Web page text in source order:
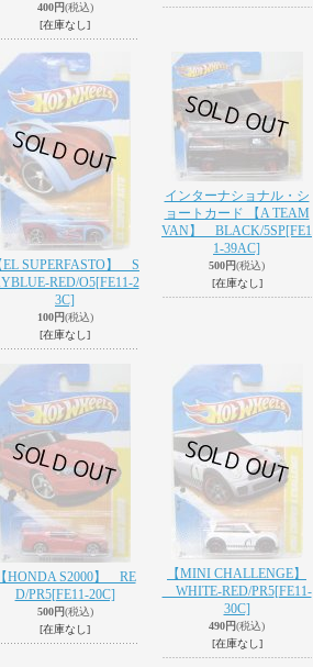
400円(税込)
[在庫なし]
EL SUPERFASTO】 S
RED/O5[FE11-2
3C]
100円(税込)
[在庫なし]
インターナショナル・シ
ョートカード 【A TEAM
VAN】 BLACK/5SP[FE1
1-39AC]
500円(税込)
[在庫なし]
【HONDA S2000】 RE
D/PR5[FE11-20C]
500円(税込)
[在庫なし]
【MINI CHALLENGE】
WHITE-RED/PR5[FE11-
30C]
490円(税込)
[在庫なし]